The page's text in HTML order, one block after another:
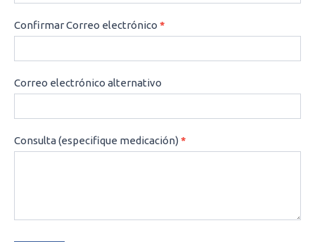
Confirmar Correo electrónico *
Correo electrónico alternativo
Consulta (especifique medicación)*